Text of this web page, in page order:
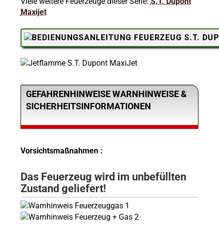
Maxijet
GEFAHRENHINWEISE WARNHINWEISE &
SICHERHEITSINFORMATIONEN
Vorsichtsmaßnahmen :
Das Feuerzeug wird im unbefüllten
Zustand geliefert!